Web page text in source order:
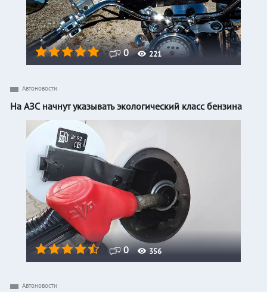
0 221
0 356
Автоновости
На АЗС начнут указывать экологический класс бензина
Автоновости